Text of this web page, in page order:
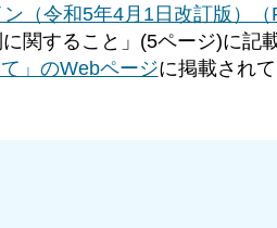
（令和5年4月1日改訂版）（
関すること」(5ページ)に記
」のWebページに掲載され